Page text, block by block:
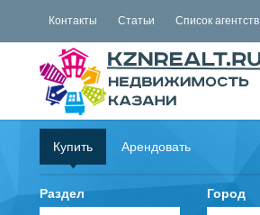
Контакты Статьи Список агентств
Купить Арендовать
Раздел Город